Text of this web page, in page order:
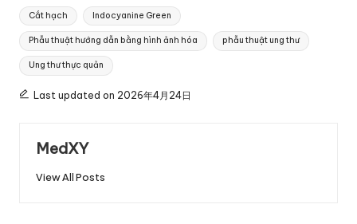
Tags:
Cắt hạch Indocyanine Green
Phẫu thuật hướng dẫn bằng hình ảnh hóa phẫu thuật ung thư
Ung thư thực quản
Last updated on 2026年4月24日
MedXY
View All Posts